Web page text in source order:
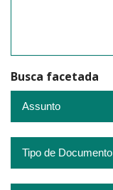
Busca facetada
Assunto
Tipo de Documento